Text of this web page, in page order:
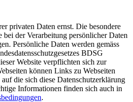
privaten Daten ernst. Die besondere
bei der Verarbeitung persönlicher Daten
Persönliche Daten werden gemäss
BDSG
Website verpflichten sich zur
können Links zu Webseiten
die sich diese Datenschutzerklärung
Informationen finden sich auch in
.